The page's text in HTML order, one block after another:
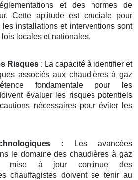
et des normes de
Cette aptitude est cruciale pour
les installations et interventions sont
locales et nationales.
Risques : La capacité à identifier et
associés aux chaudières à gaz
fondamentale pour les
évaluer les risques potentiels
nécessaires pour éviter les
: Les avancées
le domaine des chaudières à gaz
mise à jour continue des
chauffagistes doivent se tenir au